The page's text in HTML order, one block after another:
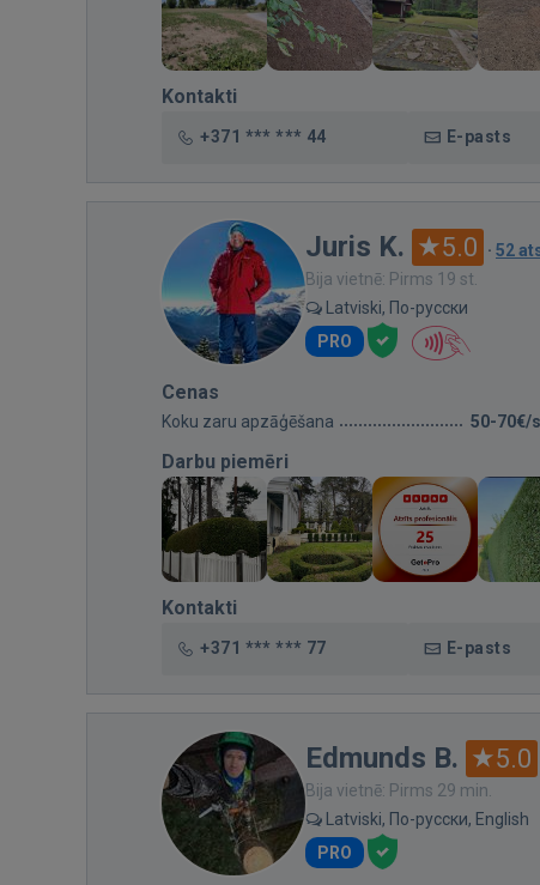
Kontakti
+371 *** *** 44 E-pasts
Juris K. 5.0 · 52
Bija vietnē: Pirms 19 st.
Latviski, По-русски
PRO
Cenas
Koku zaru apzāģēšana 50-70€/
Darbu piemēri
Kontakti
+371 *** *** 77 E-pasts
Edmunds B. 5.0
Bija vietnē: Pirms 29 min.
Latviski, По-русски, English
PRO